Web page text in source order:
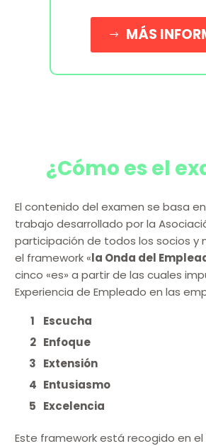
$ MÁS
¿Cómo es el
El contenido del examen se basa
trabajo desarrollado por la
participación de todos los socios y
el framework «la Onda del
cinco «es» a partir de las cuales
Experiencia de Empleado en las
Escucha
Enfoque
Extensión
Entusiasmo
Excelencia
Este framework está recogido en el